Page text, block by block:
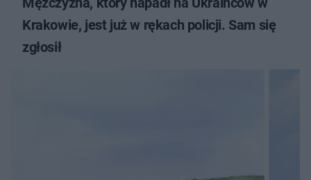
Krakowie, jest już w rękach policji. Sam się
zgłosił